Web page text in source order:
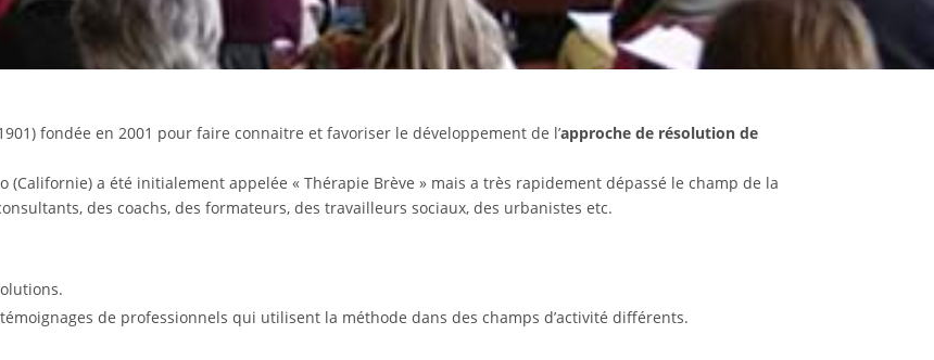
fondée en 2001 pour faire connaitre et favoriser le développement de l’approche de résolution de
(Californie) a été initialement appelée « Thérapie Brève » mais a très rapidement dépassé le champ de la
des coachs, des formateurs, des travailleurs sociaux, des urbanistes etc.
de professionnels qui utilisent la méthode dans des champs d’activité différents.